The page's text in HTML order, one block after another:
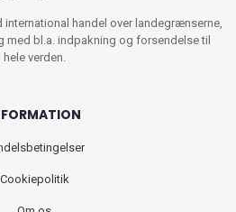
handel over landegrænserne,
med bl.a. indpakning og forsendelse til
hele verden.
Cookiepolitik